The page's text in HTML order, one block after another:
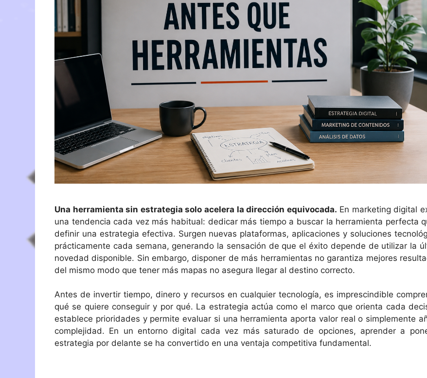
Una herramienta sin estrategia solo acelera la dirección equivocada. En marketing digital
una tendencia cada vez más habitual: dedicar más tiempo a buscar la herramienta perfecta
definir una estrategia efectiva. Surgen nuevas plataformas, aplicaciones y soluciones
prácticamente cada semana, generando la sensación de que el éxito depende de utilizar la
novedad disponible. Sin embargo, disponer de más herramientas no garantiza mejores
del mismo modo que tener más mapas no asegura llegar al destino correcto.
Antes de invertir tiempo, dinero y recursos en cualquier tecnología, es imprescindible
qué se quiere conseguir y por qué. La estrategia actúa como el marco que orienta cada
establece prioridades y permite evaluar si una herramienta aporta valor real o simplemente
complejidad. En un entorno digital cada vez más saturado de opciones, aprender a
estrategia por delante se ha convertido en una ventaja competitiva fundamental.